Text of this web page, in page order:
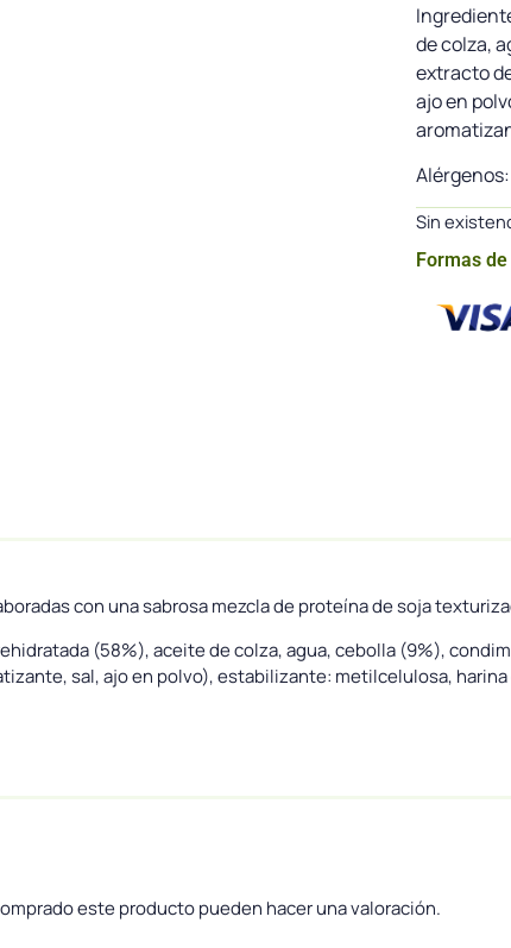
de colza,
extracto
ajo en
Sin
Formas
con una sabrosa mezcla de proteína de soja
(58%), aceite de colza, agua, cebolla (9%),
sal, ajo en polvo), estabilizante: metilcelulosa,
este producto pueden hacer una valoración.